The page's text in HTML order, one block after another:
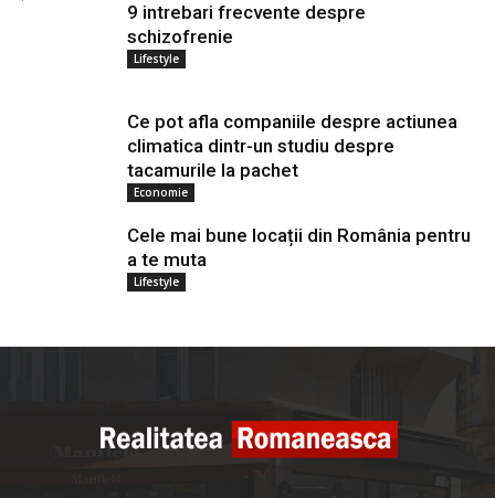
9 intrebari frecvente despre
schizofrenie
Lifestyle
Ce pot afla companiile despre actiunea
climatica dintr-un studiu despre
tacamurile la pachet
Economie
Cele mai bune locații din România pentru
a te muta
Lifestyle